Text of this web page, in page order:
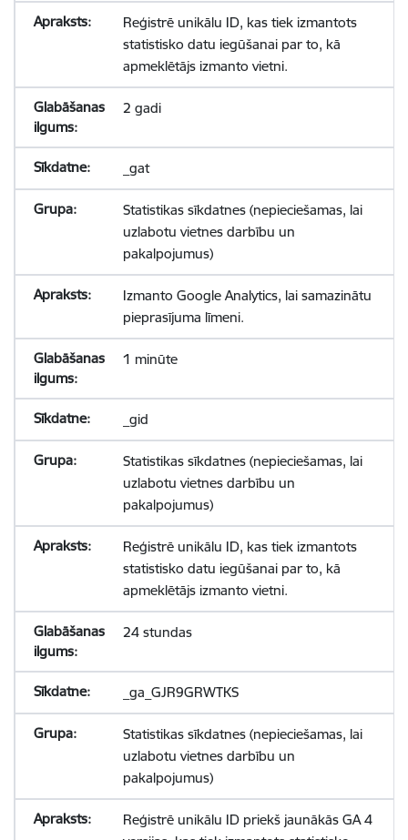
Reģistrē unikālu ID, kas tiek izmantots
statistisko datu iegūšanai par to, kā
apmeklētājs izmanto vietni.
2 gadi
_gat
Statistikas sīkdatnes (nepieciešamas, lai
uzlabotu vietnes darbību un
pakalpojumus)
Izmanto Google Analytics, lai samazinātu
pieprasījuma līmeni.
1 minūte
_gid
Statistikas sīkdatnes (nepieciešamas, lai
uzlabotu vietnes darbību un
pakalpojumus)
Reģistrē unikālu ID, kas tiek izmantots
statistisko datu iegūšanai par to, kā
apmeklētājs izmanto vietni.
24 stundas
_ga_GJR9GRWTKS
Statistikas sīkdatnes (nepieciešamas, lai
uzlabotu vietnes darbību un
pakalpojumus)
Reģistrē unikālu ID priekš jaunākās GA 4